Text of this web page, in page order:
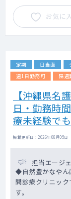
お気に
定期 日当直
週1日勤務可
隔週
【沖縄県名
日・勤務時
療未経験で
掲載更新日 : 2026年08月05
担当エージ
◆自然豊かなやん
問診療クリニッ
す。